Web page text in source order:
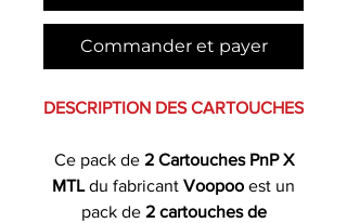
Commander et payer
DESCRIPTION DES CARTOUCHES
Ce pack de 2 Cartouches PnP X
MTLdu fabricant Voopoo est un
pack de 2 cartouches de